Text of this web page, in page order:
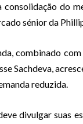
do
sénior da
combinado
Sachdeva,
reduzida.
divulgar suas